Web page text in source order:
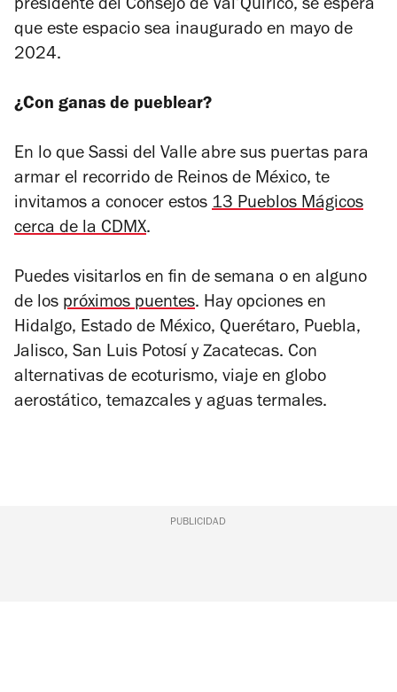
presidente del Consejo de Val’Quirico, se espera
que este espacio sea inaugurado en mayo de
2024.
¿Con ganas de pueblear?
En lo que Sassi del Valle abre sus puertas para
armar el recorrido de Reinos de México, te
invitamos a conocer estos 13 Pueblos Mágicos
cerca de la CDMX.
Puedes visitarlos en fin de semana o en alguno
de los próximos puentes. Hay opciones en
Hidalgo, Estado de México, Querétaro, Puebla,
Jalisco, San Luis Potosí y Zacatecas. Con
alternativas de ecoturismo, viaje en globo
aerostático, temazcales y aguas termales.
PUBLICIDAD